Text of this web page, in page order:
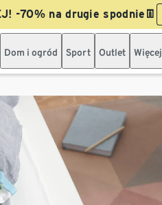
-70% na drugie spodnie👖
Dom i ogród Sport Outlet Więcej